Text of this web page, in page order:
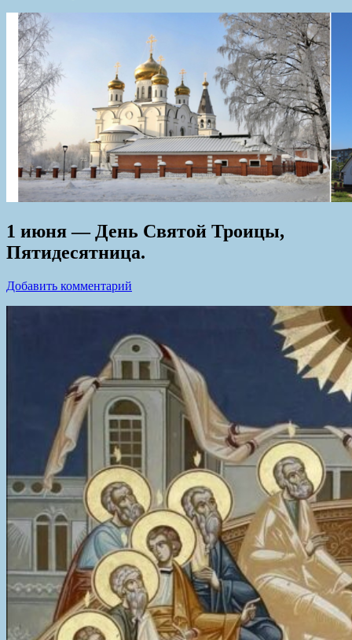
1 июня — День Святой Троицы,
Пятидесятница.
Добавить комментарий